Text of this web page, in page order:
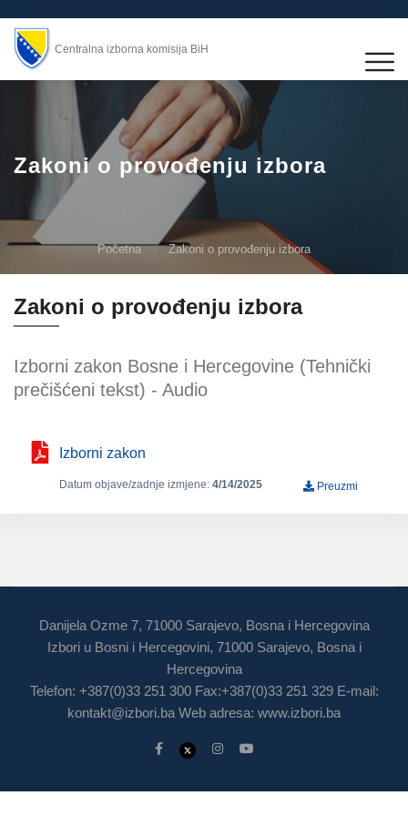
Centralna izborna komisija BiH
Zakoni o provođenju izbora
Početna Zakoni o provođenju izbora
Zakoni o provođenju izbora
Izborni zakon Bosne i Hercegovine (Tehnički
prečišćeni tekst) - Audio
Izborni zakon
Datum objave/zadnje izmjene: 4/14/2025 Preuzmi
Danijela Ozme 7, 71000 Sarajevo, Bosna i Hercegovina
Izbori u Bosni i Hercegovini, 71000 Sarajevo, Bosna i
Hercegovina
Telefon: +387(0)33 251 300 Fax:+387(0)33 251 329 E-mail:
kontakt@izbori.ba Web adresa: www.izbori.ba